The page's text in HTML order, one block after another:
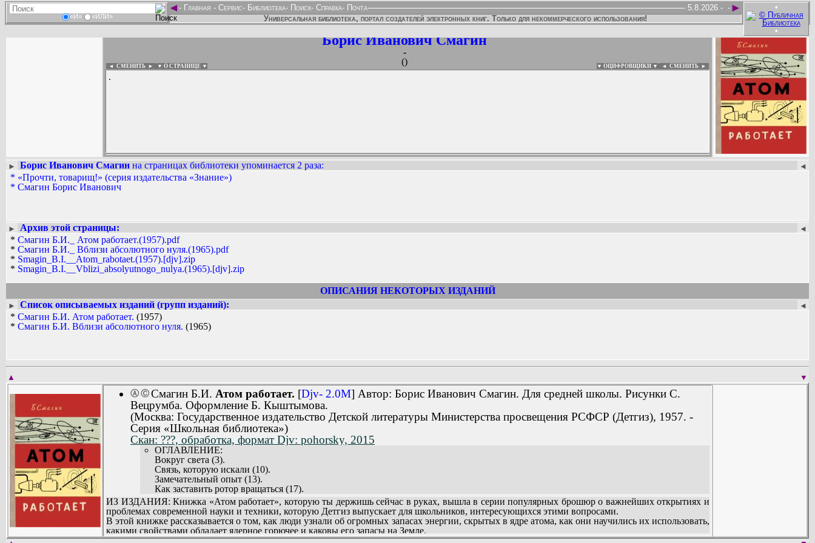
«И» «ИЛИ»
•
•
◄ ►
- Главная - Сервис- Библиотека- Поиск- Справка- Почта -
5.8.2026 -
Универсальная библиотека, портал создателей электронных книг. Только для некоммерческого использования!
Борис Иванович Смагин
-
()
◄ СМЕНИТЬ ► ▼ О СТРАНИЦЕ ▼ ▼ ОЦИФРОВЩИКИ ▼ ◄ СМЕНИТЬ ►
.
:
Вадим Ершов...
???...
► ◄
Борис Иванович Смагин на страницах библиотеки упоминается 2 раза:
* «Прочти, товарищ!» (серия издательства «Знание»)
* Смагин Борис Иванович
► ◄
Архив этой страницы:
* Смагин Б.И._ Атом работает.(1957).pdf
* Смагин Б.И._ Вблизи абсолютного нуля.(1965).pdf
* Smagin_B.I.__Atom_rabotaet.(1957).[djv].zip
* Smagin_B.I.__Vblizi_absolyutnogo_nulya.(1965).[djv].zip
ОПИСАНИЯ НЕКОТОРЫХ ИЗДАНИЙ
► ◄
Список описываемых изданий (групп изданий):
* Смагин Б.И. Атом работает. (1957)
* Смагин Б.И. Вблизи абсолютного нуля. (1965)
▼
▲
Ⓐ Ⓒ Смагин Б.И. Атом работает. [Djv- 2.0M] Автор: Борис Иванович Смагин. Для средней школы. Рисунки С.
Вецрумба. Оформление Б. Кыштымова.
(Москва: Государственное издательство Детской литературы Министерства просвещения РСФСР (Детгиз), 1957. -
Серия «Школьная библиотека»)
Скан: ???, обработка, формат Djv: pohorsky, 2015
ОГЛАВЛЕНИЕ:
Вокруг света (3).
Связь, которую искали (10).
Замечательный опыт (13).
Как заставить ротор вращаться (17).
Поиски (25).
Молекулы и атомы (28).
Внутрь атома (29).
Таинственные лучи (36).
Вечное тепло (42).
ИЗ ИЗДАНИЯ: Книжка «Атом работает», которую ты держишь сейчас в руках, вышла в серии популярных брошюр о важнейших открытиях и
проблемах современной науки и техники, которую Детгиз выпускает для школьников, интересующихся этими вопросами.
В этой книжке рассказывается о том, как люди узнали об огромных запасах энергии, скрытых в ядре атома, как они научились их использовать,
какими свойствами обладает ядерное горючее и каковы его запасы на Земле.
Ты узнаешь, как устроена атомная электростанция, какие грандиозные дела творят крошечные атомы уже сейчас, когда мы только начинаем